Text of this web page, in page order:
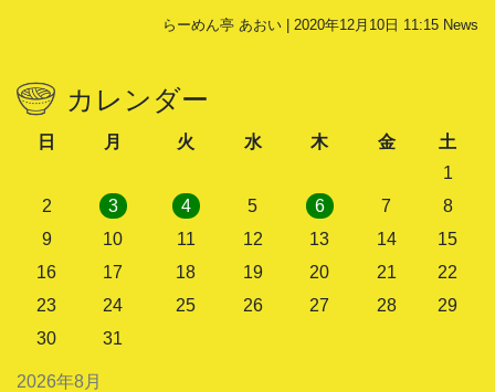
らーめん亭 あおい | 2020年12月10日 11:15 News
カレンダー
2026年8月
日 月 火 水 木 金
土
1
2
3 4 5 6 7
8
9
10 11 12 13 14
15
16
17 18 19 20 21
22
23
24 25 26 27 28
29
30
31